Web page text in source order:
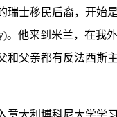
士移民后裔，开始
他来到米兰，在我
父亲都有反法西斯